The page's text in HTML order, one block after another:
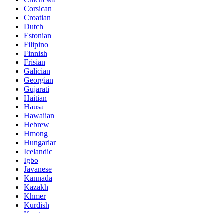
Corsican
Croatian
Dutch
Estonian
Filipino
Finnish
Frisian
Galician
Georgian
Gujarati
Haitian
Hausa
Hawaiian
Hebrew
Hmong
Hungarian
Icelandic
Igbo
Javanese
Kannada
Kazakh
Khmer
Kurdish